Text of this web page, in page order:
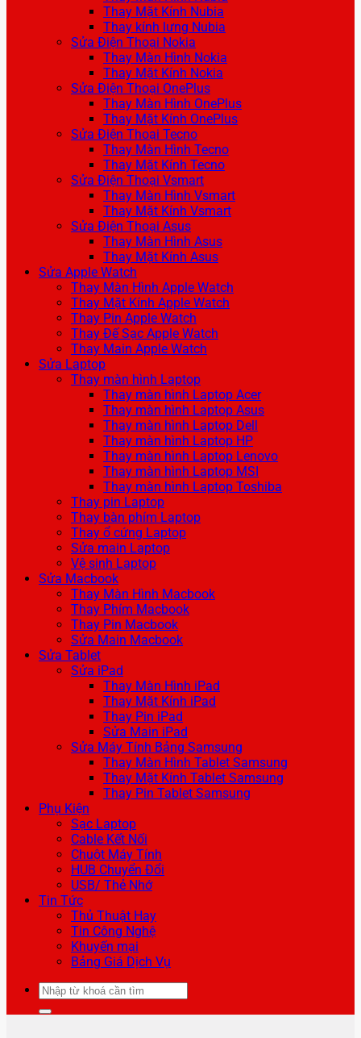
Thay Mặt Kính Nubia
Thay kính lưng Nubia
Sửa Điện Thoại Nokia
Thay Màn Hình Nokia
Thay Mặt Kính Nokia
Sửa Điện Thoại OnePlus
Thay Màn Hình OnePlus
Thay Mặt Kính OnePlus
Sửa Điện Thoại Tecno
Thay Màn Hình Tecno
Thay Mặt Kính Tecno
Sửa Điện Thoại Vsmart
Thay Màn Hình Vsmart
Thay Mặt Kính Vsmart
Sửa Điện Thoại Asus
Thay Màn Hình Asus
Thay Mặt Kính Asus
Sửa Apple Watch
Thay Màn Hình Apple Watch
Thay Mặt Kính Apple Watch
Thay Pin Apple Watch
Thay Đế Sạc Apple Watch
Thay Main Apple Watch
Sửa Laptop
Thay màn hình Laptop
Thay màn hình Laptop Acer
Thay màn hình Laptop Asus
Thay màn hình Laptop Dell
Thay màn hình Laptop HP
Thay màn hình Laptop Lenovo
Thay màn hình Laptop MSI
Thay màn hình Laptop Toshiba
Thay pin Laptop
Thay bàn phím Laptop
Thay ổ cứng Laptop
Sửa main Laptop
Vệ sinh Laptop
Sửa Macbook
Thay Màn Hình Macbook
Thay Phím Macbook
Thay Pin Macbook
Sửa Main Macbook
Sửa Tablet
Sửa iPad
Thay Màn Hình iPad
Thay Mặt Kính iPad
Thay Pin iPad
Sửa Main iPad
Sửa Máy Tính Bảng Samsung
Thay Màn Hình Tablet Samsung
Thay Mặt Kính Tablet Samsung
Thay Pin Tablet Samsung
Phụ Kiện
Sạc Laptop
Cable Kết Nối
Chuột Máy Tính
HUB Chuyển Đổi
USB/ Thẻ Nhớ
Tin Tức
Thủ Thuật Hay
Tin Công Nghệ
Khuyến mại
Bảng Giá Dịch Vụ
Tìm
kiếm: